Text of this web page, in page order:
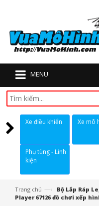
MENU
Xe điều khiển Xe mô
Phụ tùng - Linh
kiện
Trang chủ —›
Bộ Lắp Ráp
Player 67126 đồ chơi xếp